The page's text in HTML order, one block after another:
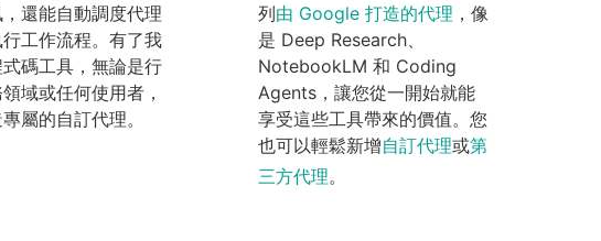
還能自動調度代理
工作流程。有了我
碼工具，無論是行
域或任何使用者，
屬的自訂代理。
列由 Google 打造的代理 ，像
是 Deep Research、
NotebookLM 和 Coding
Agents，讓您從一開始就能
享受這些工具帶來的價值。您
也可以輕鬆新增自訂代理或第
三方代理。